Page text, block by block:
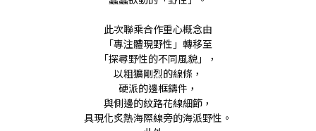
此次聯乘合作重心概念由
「專注體現野性」轉移至
「探尋野性的不同風貌」，
以粗獷剛烈的線條，
硬派的邊框鑄件，
與側邊的紋路花線細節，
具現化炙熱海際線旁的海派野性。